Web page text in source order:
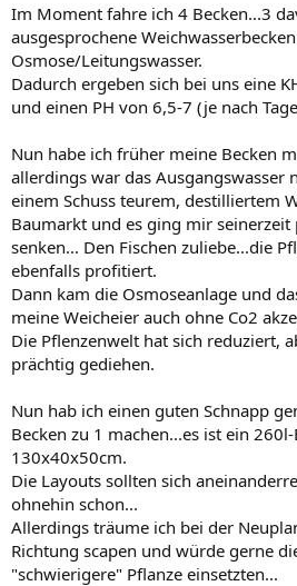
Im Moment fahre ich 4 Becken...3
ausgesprochene
Osmose/Leitungswasser.
Dadurch ergeben sich bei uns eine
und einen PH von 6,5-7 (je nach
Nun habe ich früher meine Becken
allerdings war das Ausgangswasser
einem Schuss teurem, destilliertem
Baumarkt und es ging mir
senken... Den Fischen zuliebe...die
ebenfalls profitiert.
Dann kam die Osmoseanlage und
meine Weicheier auch ohne Co2
Die Pflenzenwelt hat sich reduziert,
prächtig gediehen.
Nun hab ich einen guten Schnapp
Becken zu 1 machen...es ist ein
130x40x50cm.
Die Layouts sollten sich
ohnehin schon...
Allerdings träume ich bei der
Richtung scapen und würde gerne
"schwierigere" Pflanze einsetzten...